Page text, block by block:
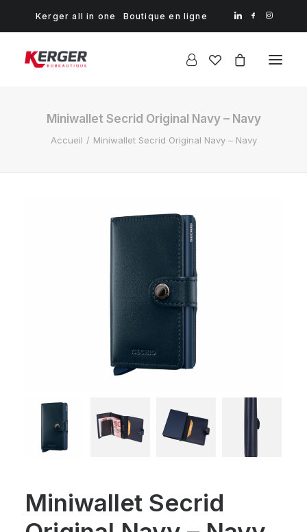
Kerger all in one Boutique en ligne
Miniwallet Secrid Original Navy – Navy
Accueil Miniwallet Secrid Original Navy – Navy
Miniwallet Secrid